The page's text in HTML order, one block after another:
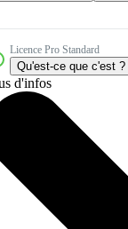
Licence Pro Standard
Qu'est-ce que c'est ?
d'infos